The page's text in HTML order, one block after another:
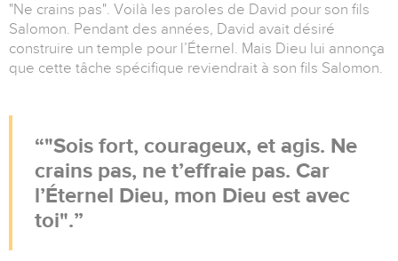
"Ne crains pas". Voilà les paroles de David pour son fils
Salomon. Pendant des années, David avait désiré
construire un temple pour l’Éternel. Mais Dieu lui annonça
que cette tâche spécifique reviendrait à son fils Salomon.
"Sois fort, courageux, et agis. Ne
crains pas, ne t’effraie pas. Car
l’Éternel Dieu, mon Dieu est avec
toi".